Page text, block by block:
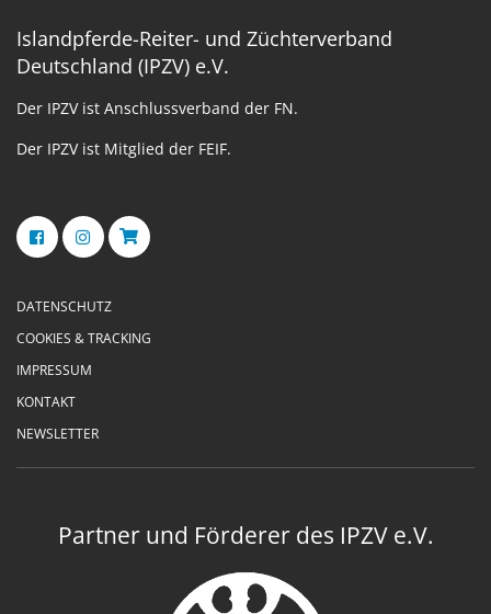
Islandpferde-Reiter- und Züchterverband
Deutschland (IPZV) e.V.
Der IPZV ist Anschlussverband der FN.
Der IPZV ist Mitglied der FEIF.
DATENSCHUTZ
COOKIES & TRACKING
IMPRESSUM
KONTAKT
NEWSLETTER
Partner und Förderer des IPZV e.V.